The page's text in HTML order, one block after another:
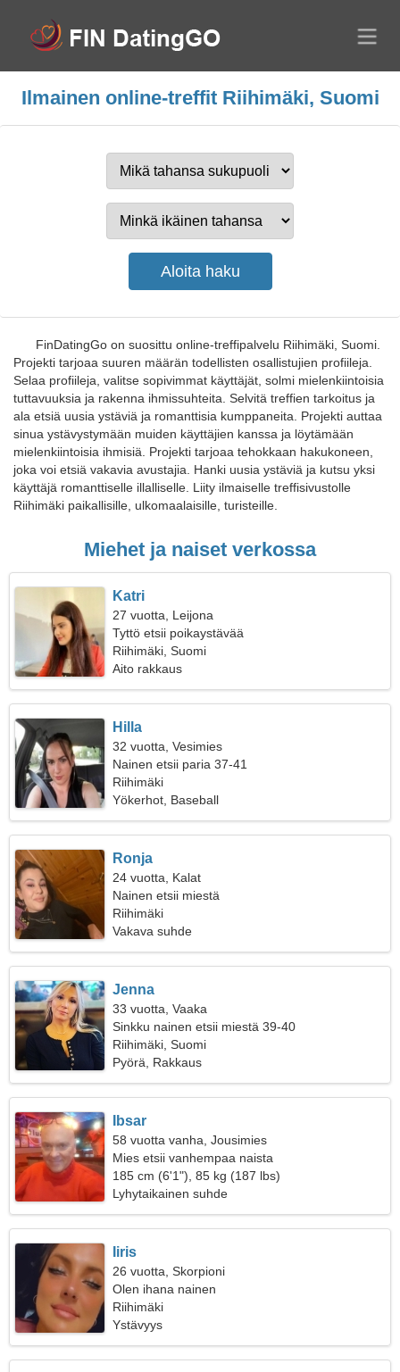
Ilmainen online-treffit Riihimäki, Suomi
FinDatingGo on suosittu online-treffipalvelu Riihimäki, Suomi.
Projekti tarjoaa suuren määrän todellisten osallistujien profiileja.
Selaa profiileja, valitse sopivimmat käyttäjät, solmi mielenkiintoisia
tuttavuuksia ja rakenna ihmissuhteita. Selvitä treffien tarkoitus ja
ala etsiä uusia ystäviä ja romanttisia kumppaneita. Projekti auttaa
sinua ystävystymään muiden käyttäjien kanssa ja löytämään
mielenkiintoisia ihmisiä. Projekti tarjoaa tehokkaan hakukoneen,
joka voi etsiä vakavia avustajia. Hanki uusia ystäviä ja kutsu yksi
käyttäjä romanttiselle illalliselle. Liity ilmaiselle treffisivustolle
Riihimäki paikallisille, ulkomaalaisille, turisteille.
Miehet ja naiset verkossa
Katri
27 vuotta, Leijona
Tyttö etsii poikaystävää
Riihimäki, Suomi
Aito rakkaus
Hilla
32 vuotta, Vesimies
Nainen etsii paria 37-41
Riihimäki
Yökerhot, Baseball
Ronja
24 vuotta, Kalat
Nainen etsii miestä
Riihimäki
Vakava suhde
Jenna
33 vuotta, Vaaka
Sinkku nainen etsii miestä 39-40
Riihimäki, Suomi
Pyörä, Rakkaus
Ibsar
58 vuotta vanha, Jousimies
Mies etsii vanhempaa naista
185 cm (6'1"), 85 kg (187 lbs)
Lyhytaikainen suhde
Iiris
26 vuotta, Skorpioni
Olen ihana nainen
Riihimäki
Ystävyys